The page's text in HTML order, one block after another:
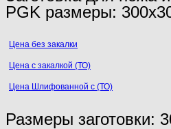
PGK размеры:
Цена без закалки
Цена с закалкой (ТО)
Цена Шлифованной с (ТО)
Размеры заготовки: